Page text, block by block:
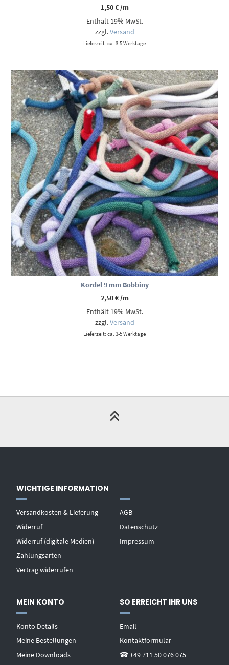
1,50€/m
Enthält 19% MwSt.
zzgl.Versand
Lieferzeit: ca. 3-5 Werktage
Kordel 9 mm Bobbiny
2,50€/m
Enthält 19% MwSt.
zzgl.Versand
Lieferzeit: ca. 3-5 Werktage
WICHTIGE INFORMATION
Versandkosten & Lieferung
Widerruf
Widerruf (digitale Medien)
Zahlungsarten
Vertrag widerrufen
AGB
Datenschutz
Impressum
MEIN KONTO
Konto Details
Meine Bestellungen
Meine Downloads
SO ERREICHT IHR UNS
Email
Kontaktformular
☎ +49 711 50 076 075